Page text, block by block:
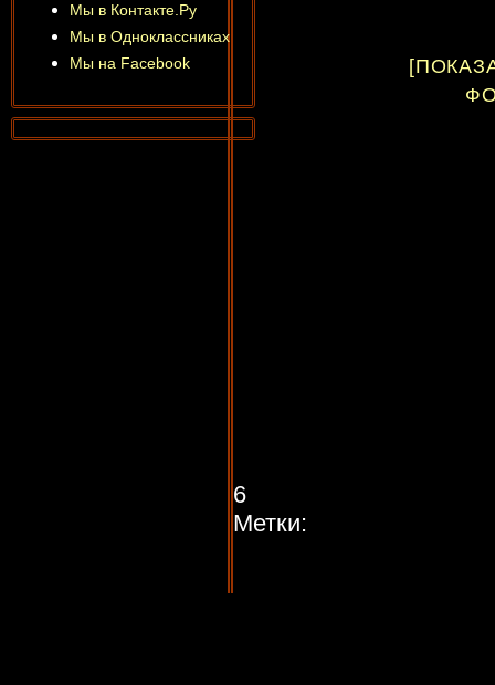
6
Метки:
Мы в Контакте.Ру
Мы в Одноклассниках
Мы на Facebook